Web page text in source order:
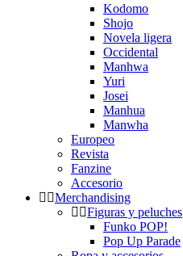
Kodomo
Shojo
Novela ligera
Occidental
Manhwa
Yuri
Josei
Manhua
Manwha
Europeo
Revista
Fanzine
Accesorio
Merchandising
Figuras y peluches
Funko POP!
Pop Up Parade